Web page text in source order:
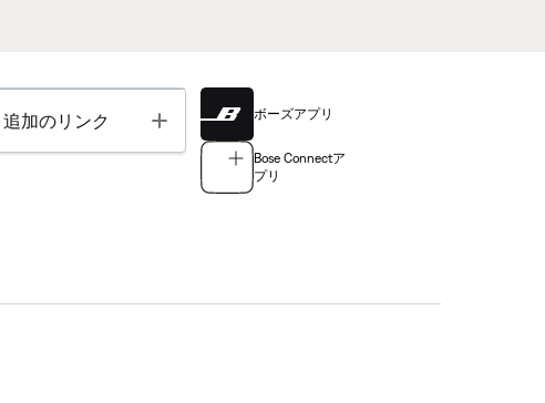
追加のリンク Toggle ボーズアプリ
Bose Connectア
プリ